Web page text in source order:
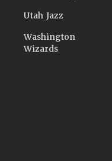
Utah Jazz
Washington
Wizards